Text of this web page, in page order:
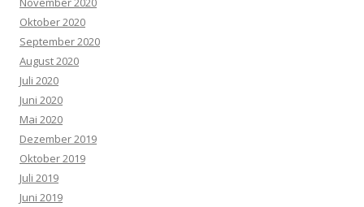
Oktober 2020
September 2020
August 2020
Juli 2020
Juni 2020
Mai 2020
Dezember 2019
Oktober 2019
Juli 2019
Juni 2019